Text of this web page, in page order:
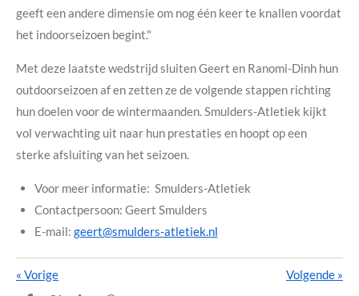
geeft een andere dimensie om nog één keer te knallen voordat
het indoorseizoen begint."
Met deze laatste wedstrijd sluiten Geert en Ranomi-Dinh hun
outdoorseizoen af en zetten ze de volgende stappen richting
hun doelen voor de wintermaanden. Smulders-Atletiek kijkt
vol verwachting uit naar hun prestaties en hoopt op een
sterke afsluiting van het seizoen.
Voor meer informatie: Smulders-Atletiek
Contactpersoon: Geert Smulders
E-mail: geert@smulders-atletiek.nl
« Vorige Volgende »